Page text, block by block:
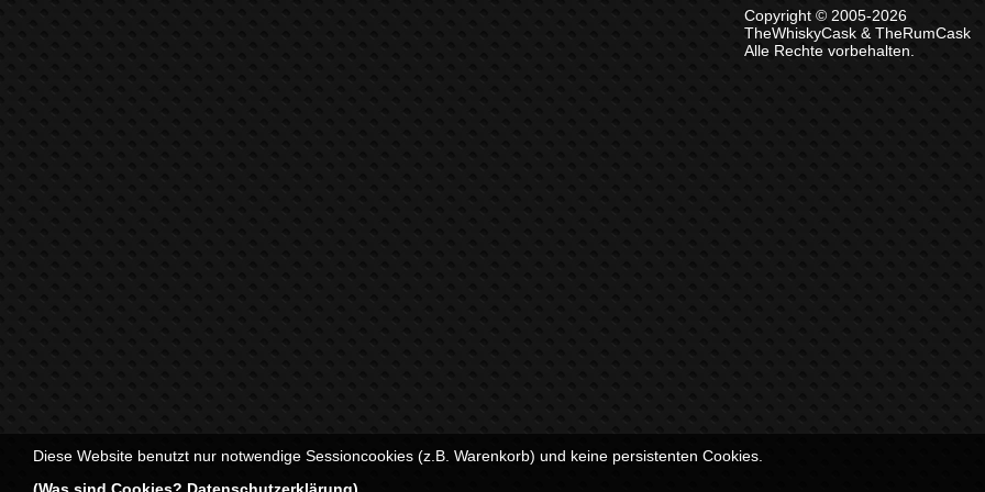
Diese Website benutzt nur notwendige Sessioncookies (z.B. Warenkorb) und keine persistenten Cookies.
Copyright © 2005-2026
TheWhiskyCask & TheRumCask
Alle Rechte vorbehalten.